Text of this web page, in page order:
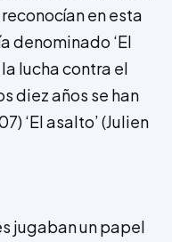
en esta
denominado ‘El
lucha contra el
diez años se han
‘El asalto’ (Julien
jugaban un papel